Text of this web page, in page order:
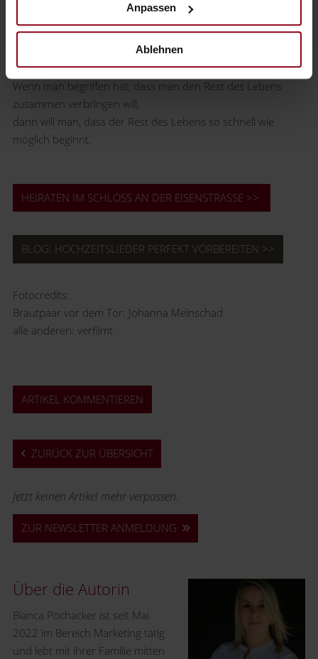
Anpassen
Ablehnen
bist, mit dem ich reden will, bevor ich abends einschlafe.
Und das liegt nicht daran, dass ich einsam bin und das liegt
auch nicht daran, dass Silvester ist. Ich verrate dir,
warum ich heute Abend hierher gekommen bin:
Wenn man begriffen hat, dass man den Rest des Lebens
zusammen verbringen will,
dann will man, dass der Rest des Lebens so schnell wie
möglich beginnt.
HEIRATEN IM SCHLOSS AN DER EISENSTRASSE >>
BLOG: HOCHZEITSLIEDER PERFEKT VORBEREITEN >>
Fotocredits:
Brautpaar vor dem Tor: Johanna Meinschad
alle anderen: verfilmt
ARTIKEL KOMMENTIEREN
ZURÜCK ZUR ÜBERSICHT
Jetzt keinen Artikel mehr verpassen.
ZUR NEWSLETTER ANMELDUNG
Über die Autorin
Bianca Pöchacker ist seit Mai
2022 im Bereich Marketing tätig
und lebt mit ihrer Familie mitten